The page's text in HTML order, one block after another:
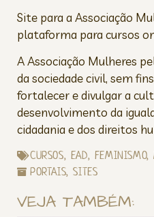
Site para a Associação
plataforma para cursos
A Associação Mulheres
da sociedade civil, sem
fortalecer e divulgar a
desenvolvimento da
cidadania e dos direitos
CURSOS, EAD, FEMINISMO,
PORTAIS,SITES
VEJA TAMBÉM: